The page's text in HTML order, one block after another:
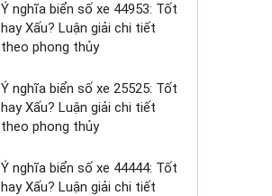
Ý nghĩa biển số xe 44953: Tốt
hay Xấu? Luận giải chi tiết
theo phong thủy
Ý nghĩa biển số xe 25525: Tốt
hay Xấu? Luận giải chi tiết
theo phong thủy
Ý nghĩa biển số xe 44444: Tốt
hay Xấu? Luận giải chi tiết